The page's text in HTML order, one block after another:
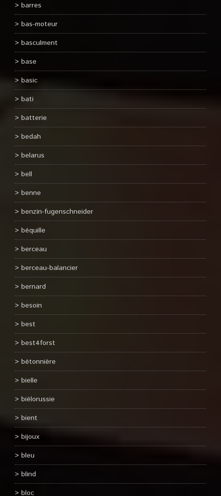
barres
bas-moteur
basculment
base
basic
bati
batterie
bedah
belarus
bell
benne
benzin-fugenschneider
béquille
berceau
berceau-balancier
bernard
besoin
best
best4forst
bétonnière
bielle
biélorussie
bient
bijoux
bleu
blind
bloc